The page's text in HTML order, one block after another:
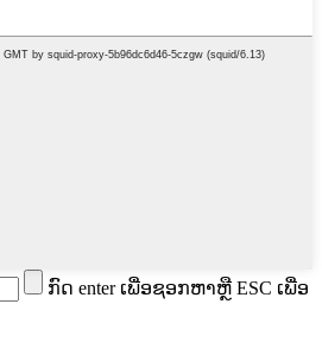
ກົດ enter ເພື່ອຊອກຫາຫຼື ESC ເພື່ອ